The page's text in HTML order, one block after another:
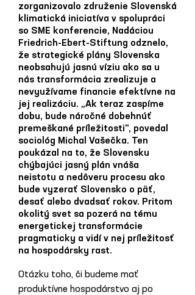
zorganizovalo združenie Slovenská
klimatická iniciatíva v spolupráci
so SME konferencie, Nadáciou
Friedrich-Ebert-Stiftung odznelo,
že strategické plány Slovenska
neobsahujú jasnú víziu ako sa u
nás transformácia zrealizuje a
nevyužívame financie efektívne na
jej realizáciu. „Ak teraz zaspíme
dobu, bude náročné dobehnúť
premeškané príležitosti“, povedal
sociológ Michal Vašečka. Ten
poukázal na to, že Slovensku
chýbajúci jasný plán vnáša
neistotu a nedôveru procesu ako
bude vyzerať Slovensko o päť,
desať alebo dvadsať rokov. Pritom
okolitý svet sa pozerá na tému
energetickej transformácie
pragmaticky a vidí v nej príležitosť
na hospodársky rast.
Otázku toho, či budeme mať
produktívne hospodárstvo aj po